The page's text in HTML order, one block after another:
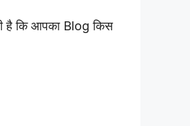
है कि आपका Blog किस